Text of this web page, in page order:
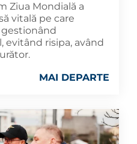
Ziua Mondială a
vitală pe care
evitând risipa, având
MAI DEPARTE